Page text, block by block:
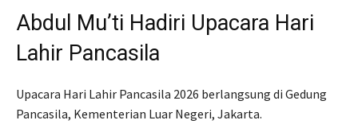
Abdul Mu’ti Hadiri Upacara Hari
Lahir Pancasila
Upacara Hari Lahir Pancasila 2026 berlangsung di Gedung
Pancasila, Kementerian Luar Negeri, Jakarta.